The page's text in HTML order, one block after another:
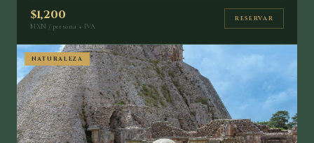
$1,200
MXN / persona + IVA
RESERVAR
NATURALEZA